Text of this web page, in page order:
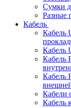
Сумки
Разные
Кабель
Кабель
Кабель
Кабель
Кабель
Кабели
Кабель